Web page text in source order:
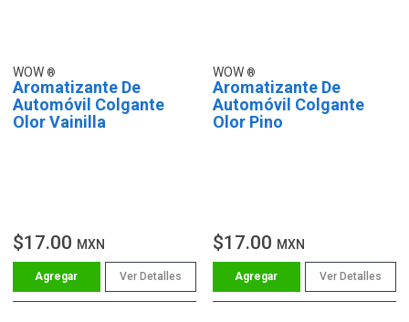
WOW
Aromatizante De
Automóvil Colgante
Olor Vainilla
$17.00 MXN
Ver Detalles
WOW
Aromatizante De
Automóvil Colgante
Olor Pino
$17.00 MXN
Ver Detalles